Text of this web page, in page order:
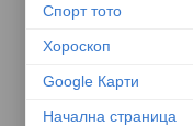
Спорт тото
Хороскоп
Google Карти
Начална страница